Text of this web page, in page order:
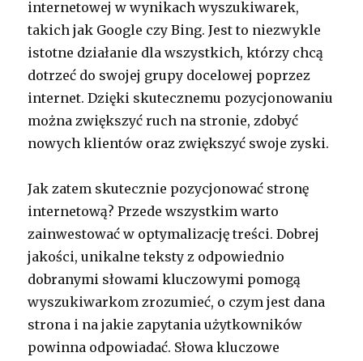
internetowej w wynikach wyszukiwarek,
takich jak Google czy Bing. Jest to niezwykle
istotne działanie dla wszystkich, którzy chcą
dotrzeć do swojej grupy docelowej poprzez
internet. Dzięki skutecznemu pozycjonowaniu
można zwiększyć ruch na stronie, zdobyć
nowych klientów oraz zwiększyć swoje zyski.
Jak zatem skutecznie pozycjonować stronę
internetową? Przede wszystkim warto
zainwestować w optymalizację treści. Dobrej
jakości, unikalne teksty z odpowiednio
dobranymi słowami kluczowymi pomogą
wyszukiwarkom zrozumieć, o czym jest dana
strona i na jakie zapytania użytkowników
powinna odpowiadać. Słowa kluczowe